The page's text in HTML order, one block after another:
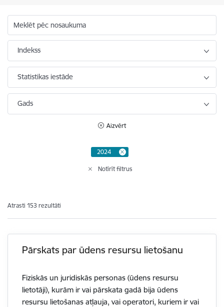
Meklēt pēc nosaukuma
Indekss
Statistikas iestāde
Gads
Aizvērt
2024
Notīrīt filtrus
Atrasti 153 rezultāti
Pārskats par ūdens resursu lietošanu
Fiziskās un juridiskās personas (ūdens resursu
lietotāji), kurām ir vai pārskata gadā bija ūdens
resursu lietošanas atļauja, vai operatori, kuriem ir vai